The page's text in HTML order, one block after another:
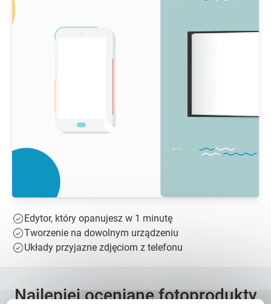
Edytor, który opanujesz w 1 minutę
Tworzenie na dowolnym urządzeniu
Układy przyjazne zdjęciom z telefonu
Najlepiej oceniane fotoprodukty